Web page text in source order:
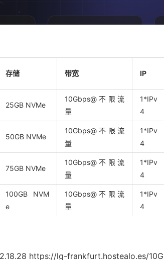
存储 带宽 IP
25GB NVMe
10Gbps@不限流
量
1*IPv
4
50GB NVMe
10Gbps@不限流
量
1*IPv
4
75GB NVMe
10Gbps@不限流
量
1*IPv
4
100GB NVM
e
10Gbps@不限流
量
1*IPv
4
https://lg-frankfurt.hostealo.es/